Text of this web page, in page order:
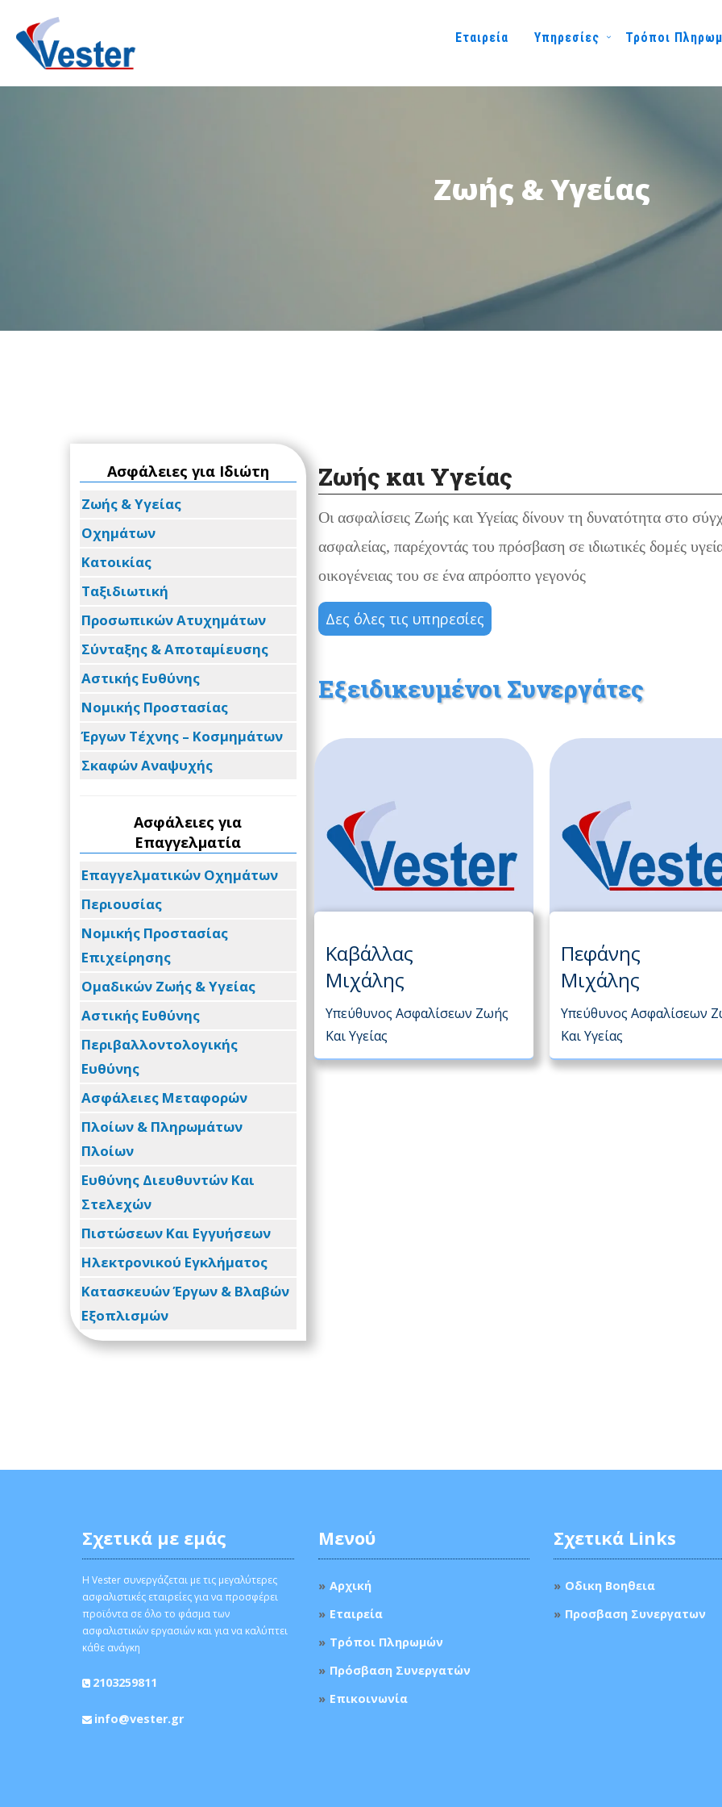
Εταιρεία Υπηρεσίες Τρόποι
Ζωής & Υγείας
Ασφάλειες για Ιδιώτη
Ζωής & Υγείας
Οχημάτων
Κατοικίας
Ταξιδιωτική
Προσωπικών Ατυχημάτων
Σύνταξης & Αποταμίευσης
Αστικής Ευθύνης
Νομικής Προστασίας
Έργων Τέχνης – Κοσμημάτων
Σκαφών Αναψυχής
Ασφάλειες για
Επαγγελματία
Επαγγελματικών Οχημάτων
Περιουσίας
Νομικής Προστασίας
Επιχείρησης
Ομαδικών Ζωής & Υγείας
Αστικής Ευθύνης
Περιβαλλοντολογικής
Ευθύνης
Ασφάλειες Μεταφορών
Πλοίων & Πληρωμάτων
Πλοίων
Ευθύνης Διευθυντών Και
Στελεχών
Πιστώσεων Και Εγγυήσεων
Ηλεκτρονικού Εγκλήματος
Κατασκευών Έργων & Βλαβών
Εξοπλισμών
Ζωής και Υγείας
Οι ασφαλίσεις Ζωής και Υγείας δίνουν τη δυνατότητα στο
ασφαλείας, παρέχοντάς του πρόσβαση σε ιδιωτικές δομές
οικογένειας του σε ένα απρόοπτο γεγονός
Δες όλες τις υπηρεσίες
Εξειδικευμένοι Συνεργάτες
Καβάλλας
Μιχάλης
Υπεύθυνος Ασφαλίσεων Ζωής
Και Υγείας
Πεφάνης
Μιχάλης
Υπεύθυνος Ασφαλίσεων
Και Υγείας
Σχετικά με εμάς
Η Vester συνεργάζεται με τις μεγαλύτερες
ασφαλιστικές εταιρείες για να προσφέρει
προϊόντα σε όλο το φάσμα των
ασφαλιστικών εργασιών και για να καλύπτει
κάθε ανάγκη
2103259811
info@vester.gr
Μενού
Αρχική
Εταιρεία
Τρόποι Πληρωμών
Πρόσβαση Συνεργατών
Επικοινωνία
Σχετικά Links
Οδικη Βοηθεια
Προσβαση Συνεργατων